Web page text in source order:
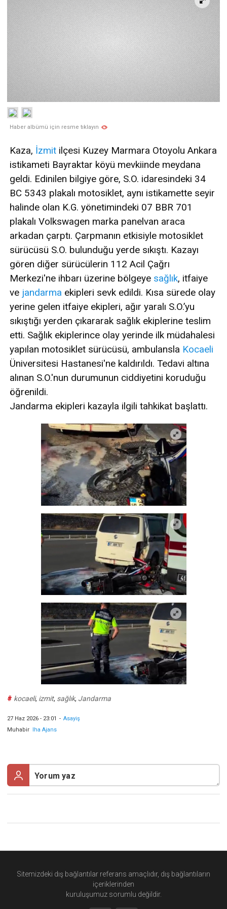
Haber albümü için resme tıklayın
Kaza, İzmit ilçesi Kuzey Marmara Otoyolu Ankara
istikameti Bayraktar köyü mevkiinde meydana
geldi. Edinilen bilgiye göre, S.O. idaresindeki 34
BC 5343 plakalı motosiklet, aynı istikamette seyir
halinde olan K.G. yönetimindeki 07 BBR 701
plakalı Volkswagen marka panelvan araca
arkadan çarptı. Çarpmanın etkisiyle motosiklet
sürücüsü S.O. bulunduğu yerde sıkıştı. Kazayı
gören diğer sürücülerin 112 Acil Çağrı
Merkezi'ne ihbarı üzerine bölgeye sağlık, itfaiye
ve jandarma ekipleri sevk edildi. Kısa sürede olay
yerine gelen itfaiye ekipleri, ağır yaralı S.O.’yu
sıkıştığı yerden çıkararak sağlık ekiplerine teslim
etti. Sağlık ekiplerince olay yerinde ilk müdahalesi
yapılan motosiklet sürücüsü, ambulansla Kocaeli
Üniversitesi Hastanesi'ne kaldırıldı. Tedavi altına
alınan S.O.'nun durumunun ciddiyetini koruduğu
öğrenildi.
Jandarma ekipleri kazayla ilgili tahkikat başlattı.
# kocaeli, izmit, sağlık, Jandarma
27 Haz 2026 - 23:01 - Asayiş
Muhabir
Iha Ajans
Sitemizdeki dış bağlantılar referans amaçlıdır, dış bağlantıların
içeriklerinden
kuruluşumuz sorumlu değildir.